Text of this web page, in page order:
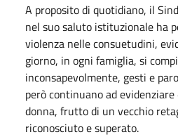
A proposito di quotidiano, il
nel suo saluto istituzionale ha
violenza nelle consuetudini,
giorno, in ogni famiglia, si
inconsapevolmente, gesti e
però continuano ad
donna, frutto di un vecchio
riconosciuto e superato.